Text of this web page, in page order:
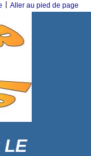
Aller au pied de page
LE